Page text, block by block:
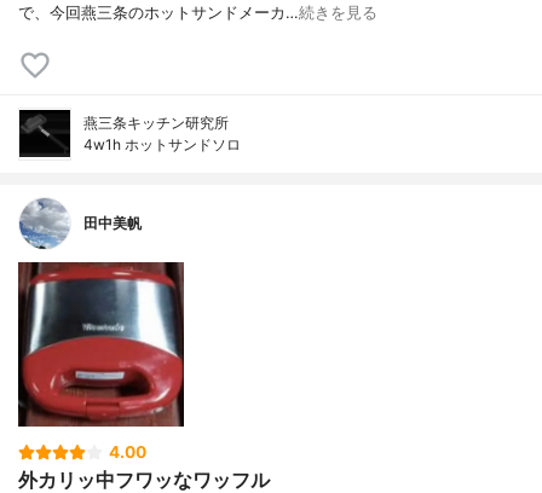
で、今回燕三条のホットサンドメーカ…続きを見る
燕三条キッチン研究所
4w1h ホットサンドソロ
田中美帆
4.00
外カリッ中フワッなワッフル